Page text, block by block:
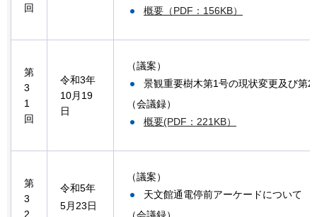
回
概要（PDF：156KB）
第
3
1
回
令和3年
10月19
日
（議案）
景観重要樹木第1号の現状変更及び第
（会議録）
概要(PDF：221KB）
第
3
2
令和5年
5月23日
（議案）
天文館通電停前アーケードについて